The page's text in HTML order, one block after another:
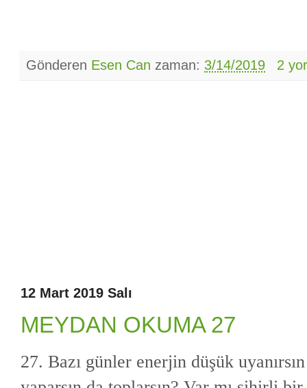
Gönderen Esen Can zaman: 3/14/2019 2
12 Mart 2019 Salı
MEYDAN OKUMA 27
27. Bazı günler enerjin düşük